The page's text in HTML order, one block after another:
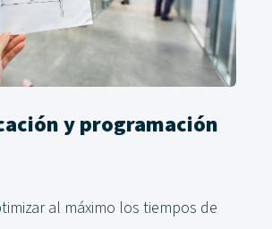
y programación
al máximo los tiempos de